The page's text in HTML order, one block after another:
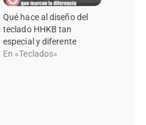
Qué hace al diseño del
teclado HHKB tan
especial y diferente
En «Teclados»